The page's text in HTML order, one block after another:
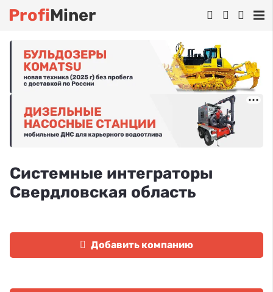
ProfiMiner
Системные интеграторы
Свердловская область
Добавить компанию